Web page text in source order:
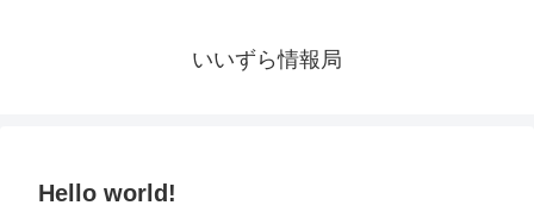
いいずら情報局
Hello world!